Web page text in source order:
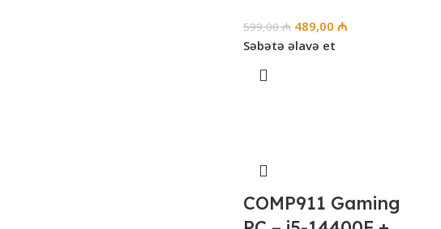
599,00₼ 489,00 ₼
Səbətə əlavə et
COMP911 Gaming